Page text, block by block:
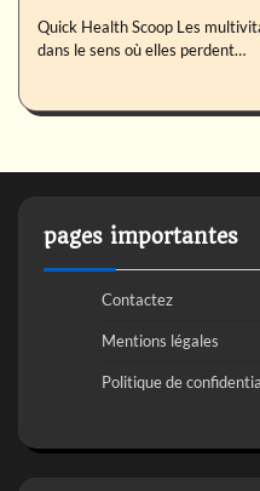
Quick Health Scoop Les
dans le sens où elles perdent…
pages importantes
Contactez
Mentions légales
Politique de